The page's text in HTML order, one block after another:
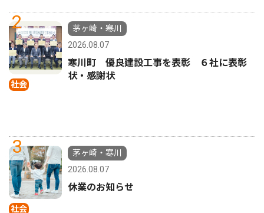
2
社会
茅ヶ崎・寒川
2026.08.07
寒川町 優良建設工事を表彰 ６社に表彰
状・感謝状
3
社会
茅ヶ崎・寒川
2026.08.07
休業のお知らせ